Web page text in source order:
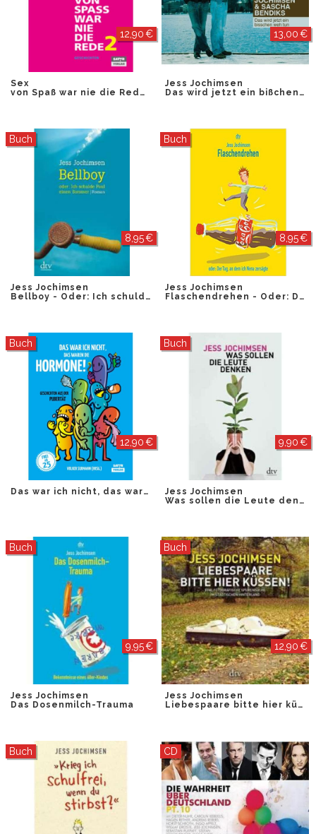
12,90 €
Sex
von Spaß war nie die Rede 2
13,00 €
Jess Jochimsen
Das wird jetzt ein bißchen weh tun
Buch
8,95 €
Jess Jochimsen
Bellboy - Oder: Ich schulde Paul einen Sommer
Buch
8,95 €
Jess Jochimsen
Flaschendrehen - Oder: Der Tag an dem ich Nina zersägte
Buch
12,90 €
Das war ich nicht, das waren die Hormone!
Buch
9,90 €
Jess Jochimsen
Was sollen die Leute denken
Buch
9,95 €
Jess Jochimsen
Das Dosenmilch-Trauma
Buch
12,90 €
Jess Jochimsen
Liebespaare bitte hier küssen
Buch CD